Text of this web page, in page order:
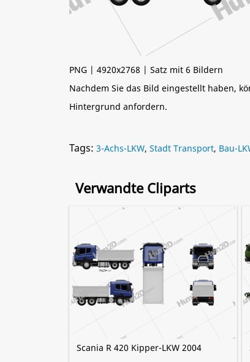
PNG | 4920x2768 | Satz mit 6 Bildern
Nachdem Sie das Bild eingestellt haben,
Hintergrund anfordern.
Tags: 3-Achs-LKW, Stadt Transport, Bau-
Verwandte Cliparts
Scania R 420 Kipper-LKW 2004